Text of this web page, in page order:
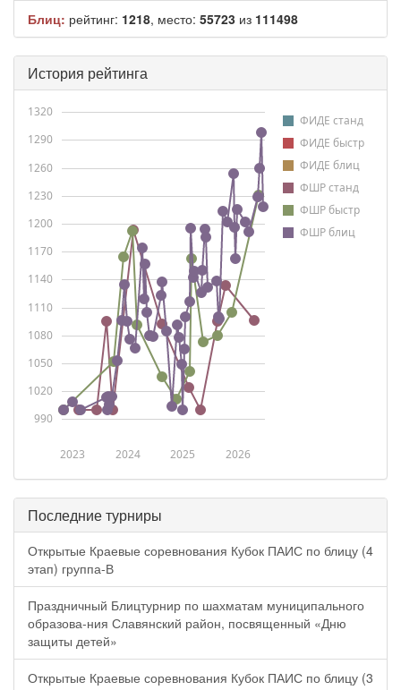
Блиц: рейтинг: 1218, место: 55723 из 111498
История рейтинга
ФИДЕ станд
ФИДЕ быстр
ФИДЕ блиц
ФШР станд
ФШР быстр
ФШР блиц
2023 2024 2025 2026
990
1020
1050
1080
1110
1140
1170
1200
1230
1260
1290
1320
Последние турниры
Открытые Краевые соревнования Кубок ПАИС по блицу (4
этап) группа-В
Праздничный Блицтурнир по шахматам муниципального
образова-ния Славянский район, посвященный «Дню
защиты детей»
Открытые Краевые соревнования Кубок ПАИС по блицу (3